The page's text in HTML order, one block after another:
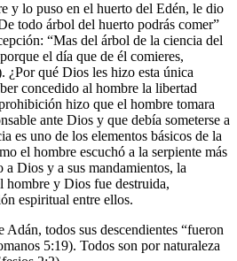
y lo puso en el huerto del Edén, le dio
todo árbol del huerto podrás comer”
“Mas del árbol de la ciencia del
el día que de él comieres,
¿Por qué Dios les hizo esta única
concedido al hombre la libertad
hizo que el hombre tomara
ante Dios y que debía someterse a
es uno de los elementos básicos de la
el hombre escuchó a la serpiente más
a Dios y a sus mandamientos, la
hombre y Dios fue destruida,
espiritual entre ellos.
todos sus descendientes “fueron
5:19). Todos son por naturaleza